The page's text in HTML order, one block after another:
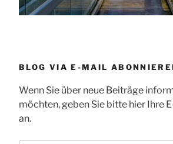
BLOG VIA E-MAIL
Wenn Sie über neue Beiträge
möchten, geben Sie bitte hier Ihre
an.